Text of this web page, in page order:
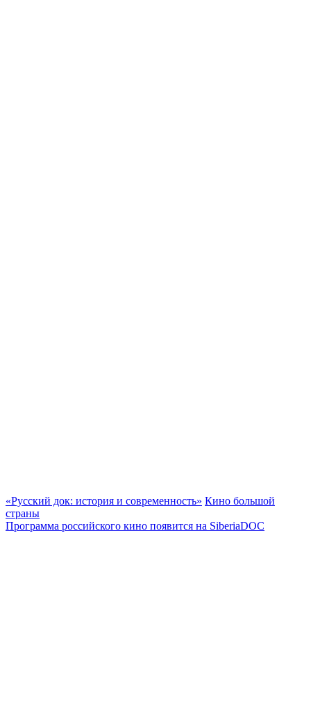
«Русский док: история и современность» Кино большой
страны
Программа российского кино появится на SiberiaDOC